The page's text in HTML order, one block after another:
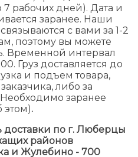
рабочих дней). Дата и
заранее. Наши
с вами за 1-2
поэтому вы можете
Временной интервал
Груз доставляется до
и подъем товара,
либо за
заранее
.
доставки по г. Люберцы
районов
и Жулебино - 700